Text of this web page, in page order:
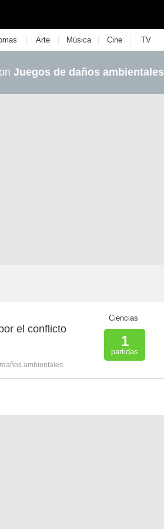
| Arte | Música | Cine | TV |
Juegos de daños ambientales
el conflicto
ambientales
Ciencias
1
partidas